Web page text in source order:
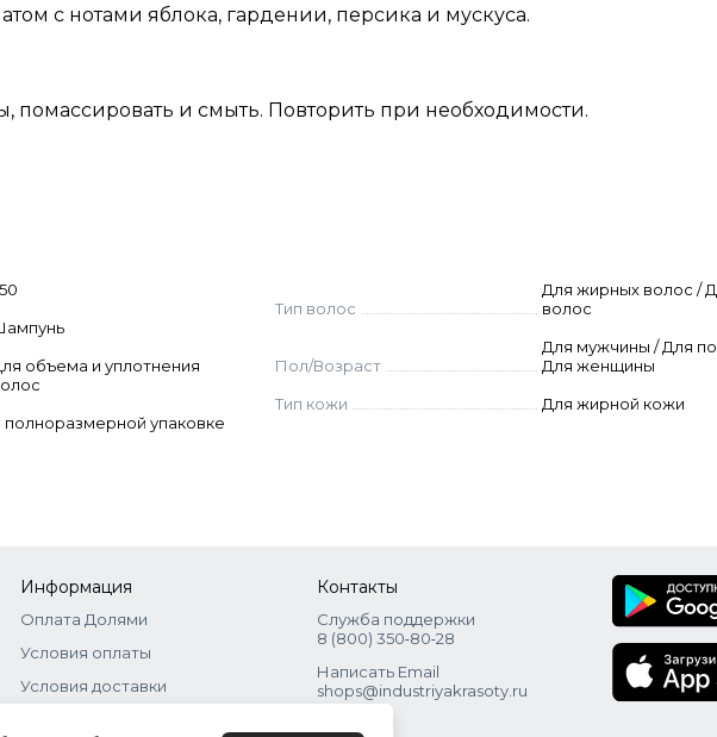
с нотами яблока, гардении, персика и мускуса.
помассировать и смыть. Повторить при необходимости.
объема и уплотнения
полноразмерной упаковке
Тип волос
Для жирных волос /
волос
Пол/Возраст
Для мужчины / Для
Для женщины
Тип кожи
Для жирной кожи
Информация
Оплата Долями
Условия оплаты
Условия доставки
Контакты
Служба поддержки
8 (800) 350‑80‑28
Написать Email
shops@industriyakrasoty.ru